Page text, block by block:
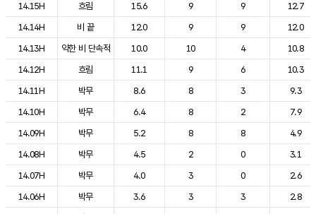
14.15H
흐림 15.6 9 9
12.7
14.14H
비 끝 12.0 9 9
12.0
14.13H
약한 비 단속적 10.0 10 4
10.8
14.12H
흐림 11.1 9 6
10.3
14.11H
박무 8.6 8 3
9.3
14.10H
박무 6.4 8 2
7.9
14.09H
박무 5.2 8 8
4.9
14.08H
박무 4.5 2 0
3.1
14.07H
박무 4.0 3 0
2.6
14.06H
박무 3.6 3 3
2.8